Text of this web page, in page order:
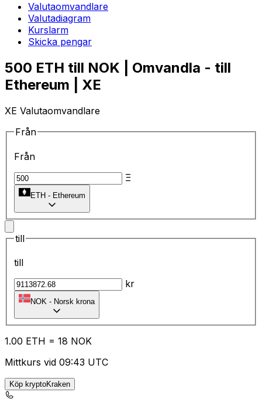
Valutaomvandlare
Valutadiagram
Kurslarm
Skicka pengar
500 ETH till NOK | Omvandla - till
Ethereum | XE
XE Valutaomvandlare
Från
Från
Ξ
ETH - Ethereum
till
till
kr
NOK - Norsk krona
1.00 ETH = 18 NOK
Mittkurs vid 09:43 UTC
Köp kryptoKraken